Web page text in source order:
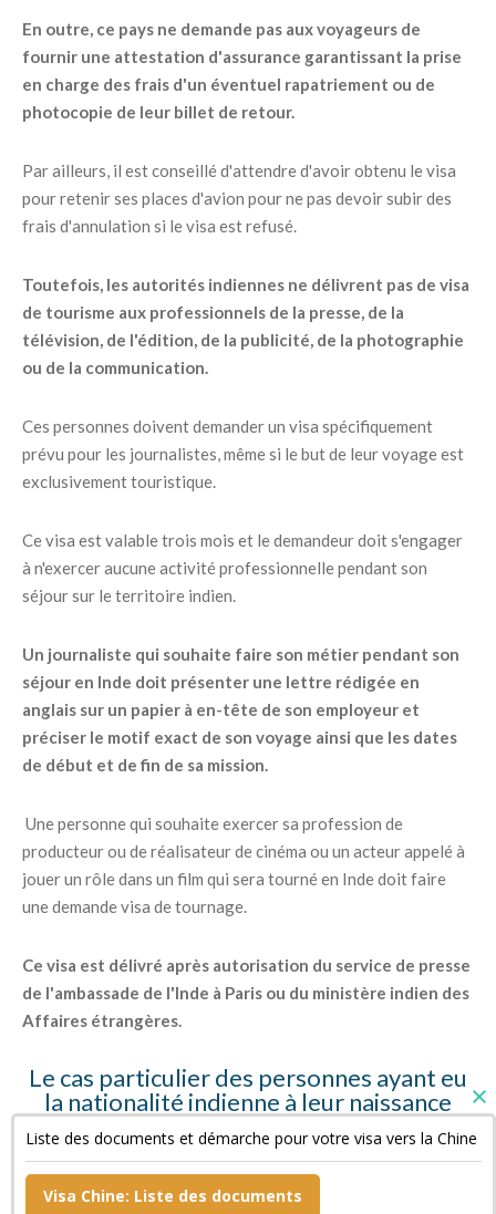
En outre, ce pays ne demande pas aux voyageurs de
fournir une attestation d'assurance garantissant la prise
en charge des frais d'un éventuel rapatriement ou de
photocopie de leur billet de retour.
Par ailleurs, il est conseillé d'attendre d'avoir obtenu le visa
pour retenir ses places d'avion pour ne pas devoir subir des
frais d'annulation si le visa est refusé.
Toutefois, les autorités indiennes ne délivrent pas de visa
de tourisme aux professionnels de la presse, de la
télévision, de l'édition, de la publicité, de la photographie
ou de la communication.
Ces personnes doivent demander un visa spécifiquement
prévu pour les journalistes, même si le but de leur voyage est
exclusivement touristique.
Ce visa est valable trois mois et le demandeur doit s'engager
à n'exercer aucune activité professionnelle pendant son
séjour sur le territoire indien.
Un journaliste qui souhaite faire son métier pendant son
séjour en Inde doit présenter une lettre rédigée en
anglais sur un papier à en-tête de son employeur et
préciser le motif exact de son voyage ainsi que les dates
de début et de fin de sa mission.
Une personne qui souhaite exercer sa profession de
producteur ou de réalisateur de cinéma ou un acteur appelé à
jouer un rôle dans un film qui sera tourné en Inde doit faire
une demande visa de tournage.
Ce visa est délivré après autorisation du service de presse
de l'ambassade de l'Inde à Paris ou du ministère indien des
Affaires étrangères.
Le cas particulier des personnes ayant eu
la nationalité indienne à leur naissance
Ces personnes doivent fournir des copies de leur « Surrender
Certificate » et de leur passeport indien annulé ainsi qu'une
déclaration sur l'honneur.
Liste des documents et démarche pour votre visa vers la Chine
Visa Chine: Liste des documents